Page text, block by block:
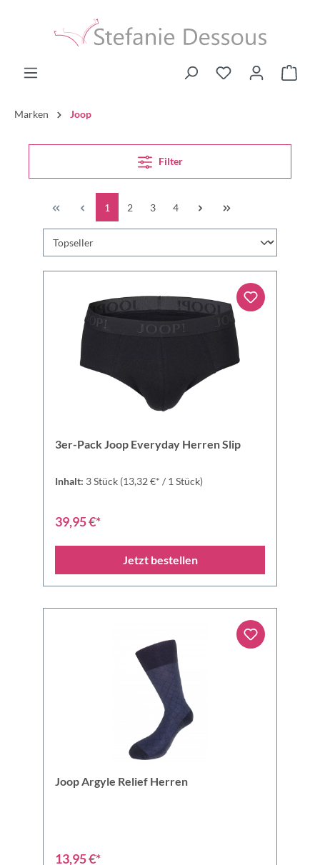
Marken Joop
Filter
1 2 3 4
3er-Pack Joop Everyday Herren Slip
Inhalt: 3 Stück (13,32 €* / 1 Stück)
39,95 €*
Jetzt bestellen
Joop Argyle Relief Herren
13,95 €*